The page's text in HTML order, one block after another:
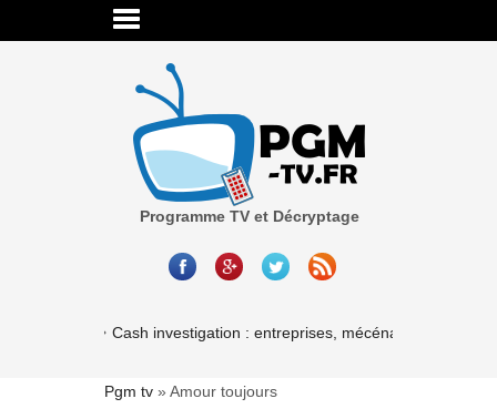
Programme TV et Décryptage
Cash investigation : entreprises, mécénat,
Pgm tv » Amour toujours